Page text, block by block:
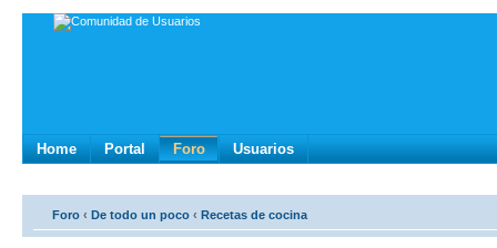
Home Portal Foro Usuarios
Foro ‹ De todo un poco ‹ Recetas de cocina